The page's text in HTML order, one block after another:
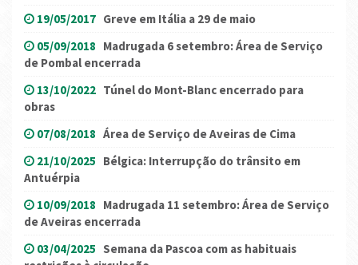
19/05/2017 Greve em Itália a 29 de maio
05/09/2018 Madrugada 6 setembro: Área de Serviço
de Pombal encerrada
13/10/2022 Túnel do Mont-Blanc encerrado para
obras
07/08/2018 Área de Serviço de Aveiras de Cima
21/10/2025 Bélgica: Interrupção do trânsito em
Antuérpia
10/09/2018 Madrugada 11 setembro: Área de Serviço
de Aveiras encerrada
03/04/2025 Semana da Pascoa com as habituais